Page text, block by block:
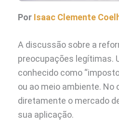
Por Isaac Clemente
A discussão sobre a
preocupações legítimas.
conhecido como
ou ao meio ambiente.
diretamente o mercado
sua aplicação.